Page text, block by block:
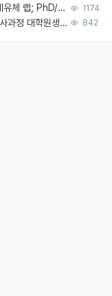
[싱가포르 난양공과대학교] 배주열 교수; 응용미세유체 랩; PhD/Postdoc/Visiting 모집 1174
인하대학교 제조혁신전문대학원 반도체패키징 석사과정 대학원생 모집 842